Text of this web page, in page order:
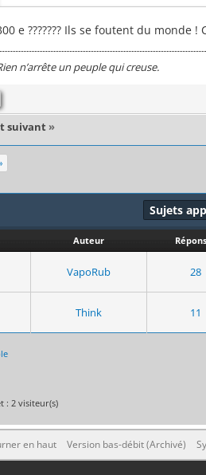
e ??????? Ils se foutent du monde !
n’arrête un peuple qui creuse.
suivant »
Sujets
Auteur
VapoRub 28
Think 11
: 2 visiteur(s)
en haut Version bas-débit (Archivé)